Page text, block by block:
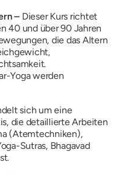
– Dieser Kurs richtet
40 und über 90 Jahren
die das Altern
Yoga werden
sich um eine
die detaillierte Arbeiten
(Atemtechniken),
Sutras, Bhagavad